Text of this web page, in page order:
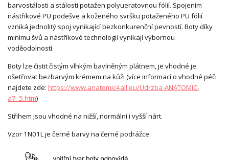
barvostálosti a stálosti potažen polyueratovnou fólií. Spojením
nástřikové PU podešve a koženého svršku potaženého PU fólií
vzniká jednolitý spoj vynikající bezkonkurenční pevností. Boty díky
minimu švů a nástřikové technologii vynikají výbornou
voděodolností.
Boty lze čistit čistým vlhkým bavlněným plátnem, je vhodné je
ošetřovat bezbarvým krémem na kůži (více informací o vhodné péči
najdete zde: https://www.anatomic4all.eu/Udrzba-ANATOMIC-
a7_5.htm)
Střihem jsou vhodné na nižší, normální i vyšší nárt.
Vzor 1N01L je černé barvy na černé podrážce.